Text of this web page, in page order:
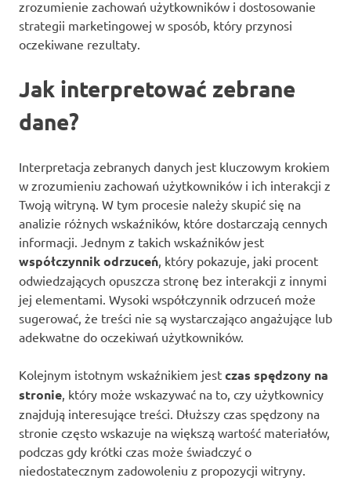
zrozumienie zachowań użytkowników i dostosowanie
strategii marketingowej w sposób, który przynosi
oczekiwane rezultaty.
Jak interpretować zebrane
dane?
Interpretacja zebranych danych jest kluczowym krokiem
w zrozumieniu zachowań użytkowników i ich interakcji z
Twoją witryną. W tym procesie należy skupić się na
analizie różnych wskaźników, które dostarczają cennych
informacji. Jednym z takich wskaźników jest
współczynnik odrzuceń, który pokazuje, jaki procent
odwiedzających opuszcza stronę bez interakcji z innymi
jej elementami. Wysoki współczynnik odrzuceń może
sugerować, że treści nie są wystarczająco angażujące lub
adekwatne do oczekiwań użytkowników.
Kolejnym istotnym wskaźnikiem jest czas spędzony na
stronie, który może wskazywać na to, czy użytkownicy
znajdują interesujące treści. Dłuższy czas spędzony na
stronie często wskazuje na większą wartość materiałów,
podczas gdy krótki czas może świadczyć o
niedostatecznym zadowoleniu z propozycji witryny.